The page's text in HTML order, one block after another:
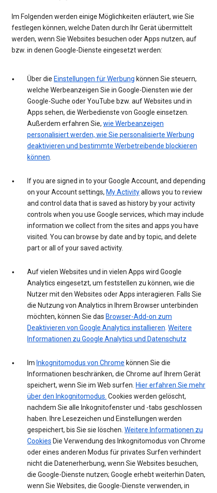
Im Folgenden werden einige Möglichkeiten erläutert, wie Sie
festlegen können, welche Daten durch Ihr Gerät übermittelt
werden, wenn Sie Websites besuchen oder Apps nutzen, auf
bzw. in denen Google-Dienste eingesetzt werden:
Über die Einstellungen für Werbung können Sie steuern,
welche Werbeanzeigen Sie in Google-Diensten wie der
Google-Suche oder YouTube bzw. auf Websites und in
Apps sehen, die Werbedienste von Google einsetzen.
Außerdem erfahren Sie, wie Werbeanzeigen
personalisiert werden, wie Sie personalisierte Werbung
deaktivieren und bestimmte Werbetreibende blockieren
können.
If you are signed in to your Google Account, and depending
on your Account settings, My Activityallows you to review
and control data that is saved as history by your activity
controls when you use Google services, which may include
information we collect from the sites and apps you have
visited. You can browse by date and by topic, and delete
part or all of your saved activity.
Auf vielen Websites und in vielen Apps wird Google
Analytics eingesetzt, um feststellen zu können, wie die
Nutzer mit den Websites oder Apps interagieren. Falls Sie
die Nutzung von Analytics in Ihrem Browser unterbinden
möchten, können Sie das Browser-Add-on zum
Deaktivieren von Google Analytics installieren. Weitere
Informationen zu Google Analytics und Datenschutz
Im Inkognitomodus von Chrome können Sie die
Informationen beschränken, die Chrome auf Ihrem Gerät
speichert, wenn Sie im Web surfen. Hier erfahren Sie mehr
über den Inkognitomodus. Cookies werden gelöscht,
nachdem Sie alle Inkognitofenster und -tabs geschlossen
haben. Ihre Lesezeichen und Einstellungen werden
gespeichert, bis Sie sie löschen. Weitere Informationen zu
Cookies Die Verwendung des Inkognitomodus von Chrome
oder eines anderen Modus für privates Surfen verhindert
nicht die Datenerherbung, wenn Sie Websites besuchen,
die Google-Dienste nutzen; Google erhebt weiterhin Daten,
wenn Sie Websites, die Google-Dienste verwenden, in